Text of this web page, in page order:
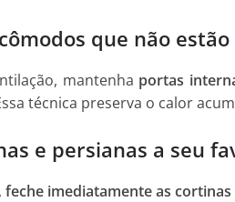
que não
mantenha portas
técnica preserva o calor
e persianas a seu
feche imediatamente as